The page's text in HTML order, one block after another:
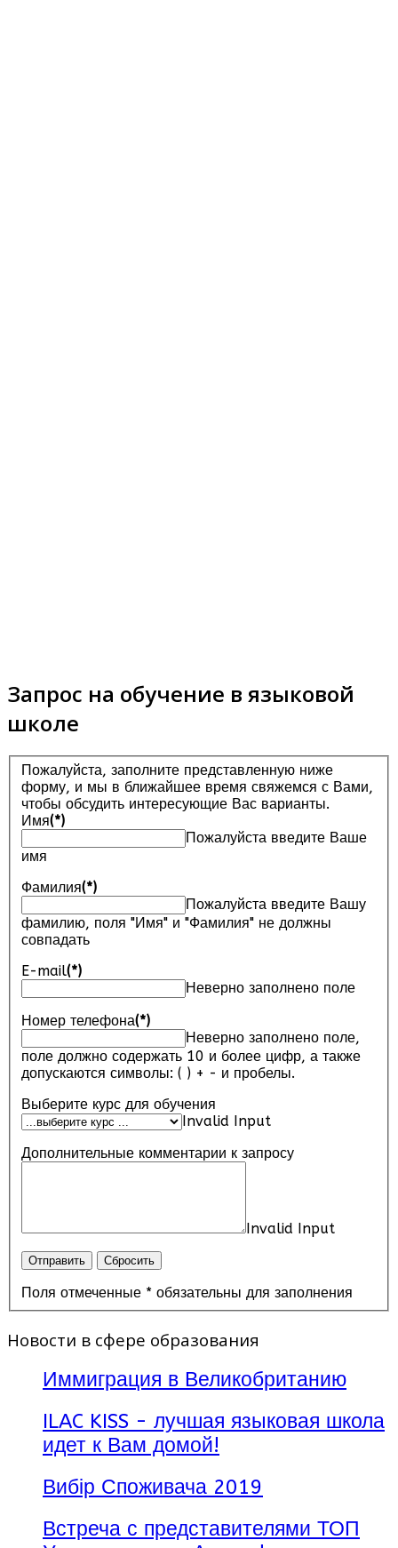
Запрос на обучение в языковой
школе
Пожалуйста, заполните представленную ниже
форму, и мы в ближайшее время свяжемся с Вами,
чтобы обсудить интересующие Вас варианты.
Имя(*)
Пожалуйста введите Ваше
имя
Фамилия(*)
Пожалуйста введите Вашу
фамилию, поля "Имя" и "Фамилия" не должны
совпадать
E-mail(*)
Неверно заполнено поле
Номер телефона(*)
Неверно заполнено поле,
поле должно содержать 10 и более цифр, а также
допускаются символы: ( ) + - и пробелы.
Выберите курс для обучения
Invalid Input
Дополнительные комментарии к запросу
Invalid Input
Поля отмеченные * обязательны для заполнения
Новости в сфере образования
Иммиграция в Великобританию
ILAC KISS - лучшая языковая школа
идет к Вам домой!
Вибір Споживача 2019
Встреча с представителями ТОП